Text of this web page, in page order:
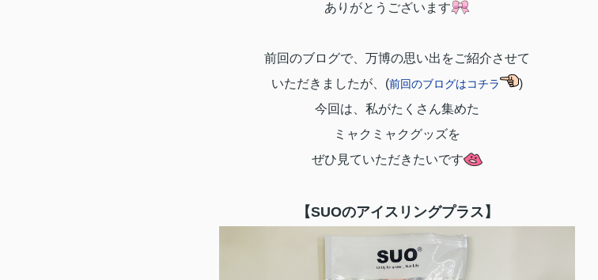
ありがとうございます
前回のブログで、万博の思い出をご紹介させて
いただきましたが、(前回のブログはコチラ
)
今回は、私がたくさん集めた
ミャクミャクグッズを
ぜひ見ていただきたいです
【SUOのアイスリングプラス】